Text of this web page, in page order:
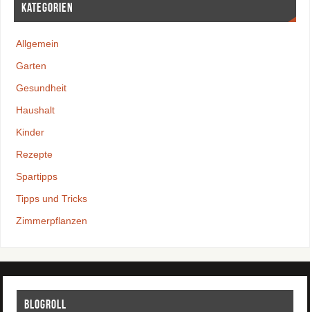
Kategorien
Allgemein
Garten
Gesundheit
Haushalt
Kinder
Rezepte
Spartipps
Tipps und Tricks
Zimmerpflanzen
Blogroll